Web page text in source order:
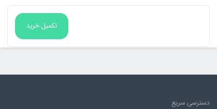
دسترسی سریع